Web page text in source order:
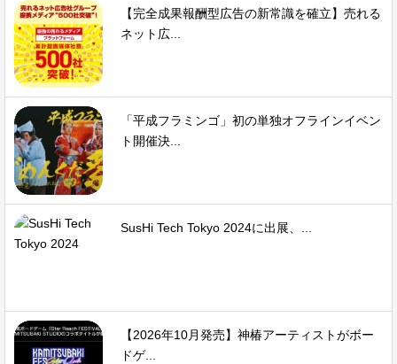
【完全成果報酬型広告の新常識を確立】売れる
ネット広...
「平成フラミンゴ」初の単独オフラインイベン
ト開催決...
SusHi Tech Tokyo 2024に出展、...
【2026年10月発売】神椿アーティストがボー
ドゲ...